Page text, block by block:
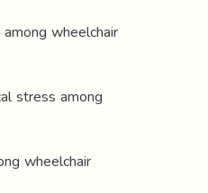
wheelchair
stress among
wheelchair